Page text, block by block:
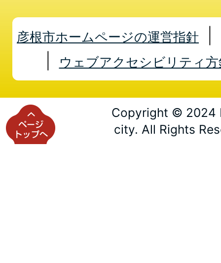
彦根市ホームページの運営指針
ウェブアクセシビリティ方
Copyright © 2024
city. All Rights